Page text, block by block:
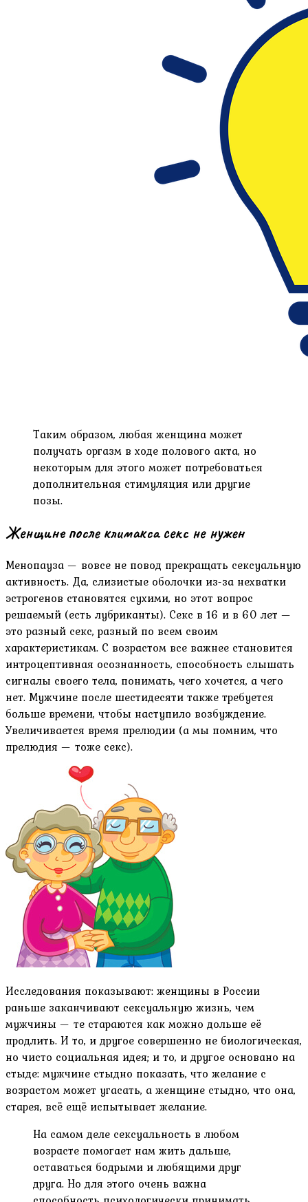
Таким образом, любая женщина может
получать оргазм в ходе полового акта, но
некоторым для этого может потребоваться
дополнительная стимуляция или другие
позы.
Женщине после климакса секс не нужен
Менопауза — вовсе не повод прекращать сексуальную
активность. Да, слизистые оболочки из-за нехватки
эстрогенов становятся сухими, но этот вопрос
решаемый (есть лубриканты). Секс в 16 и в 60 лет —
это разный секс, разный по всем своим
характеристикам. С возрастом все важнее становится
интроцептивная осознанность, способность слышать
сигналы своего тела, понимать, чего хочется, а чего
нет. Мужчине после шестидесяти также требуется
больше времени, чтобы наступило возбуждение.
Увеличивается время прелюдии (а мы помним, что
прелюдия — тоже секс).
Исследования показывают: женщины в России
раньше заканчивают сексуальную жизнь, чем
мужчины — те стараются как можно дольше её
продлить. И то, и другое совершенно не биологическая,
но чисто социальная идея; и то, и другое основано на
стыде: мужчине стыдно показать, что желание с
возрастом может угасать, а женщине стыдно, что она,
старея, всё ещё испытывает желание.
На самом деле сексуальность в любом
возрасте помогает нам жить дальше,
оставаться бодрыми и любящими друг
друга. Но для этого очень важна